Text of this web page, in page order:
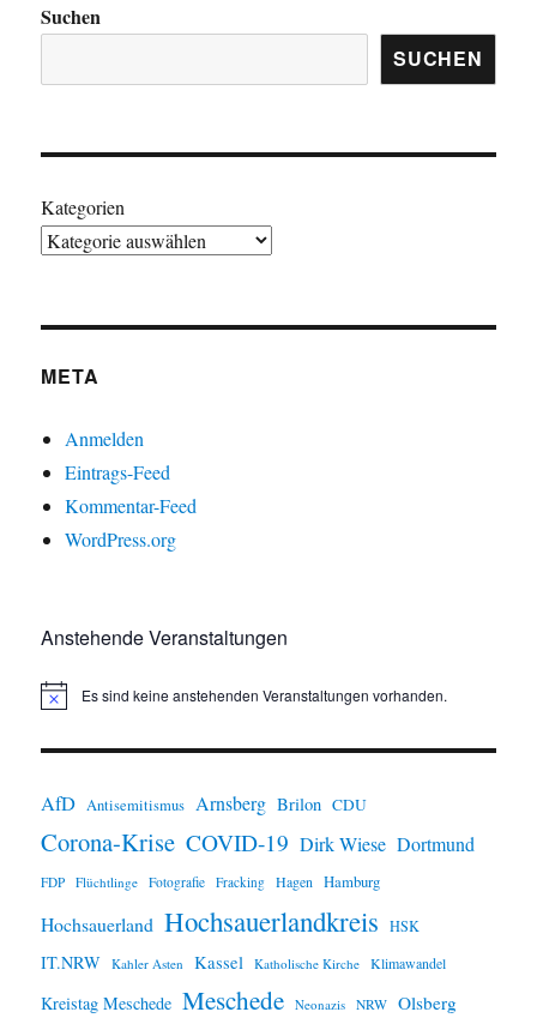
Suchen
SUCHEN
Kategorien
META
Anmelden
Eintrags-Feed
Kommentar-Feed
WordPress.org
Anstehende Veranstaltungen
H
w
s
Es sind keine anstehenden Veranstaltungen vorhanden.
AfD Antisemitismus Arnsberg Brilon CDU
Corona-Krise COVID-19 Dirk Wiese Dortmund
FDP Flüchtlinge Fotografie Fracking Hagen Hamburg
Hochsauerland Hochsauerlandkreis HSK
IT.NRW Kahler Asten Kassel Katholische Kirche Klimawandel
Kreistag Meschede Meschede Neonazis NRW Olsberg